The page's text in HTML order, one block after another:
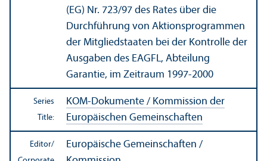
(EG) Nr. 723/97 des Rates über die
Durchführung von Aktionsprogrammen
der Mitgliedstaaten bei der Kontrolle der
Ausgaben des EAGFL, Abteilung
Garantie, im Zeitraum 1997-2000
Series
Title:
KOM-Dokumente / Kommission der
Europäischen Gemeinschaften
Editor/
Europäische Gemeinschaften /